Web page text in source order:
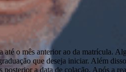
o mês anterior ao da matrícula.
que deseja iniciar. Além
a data de colação. Após a